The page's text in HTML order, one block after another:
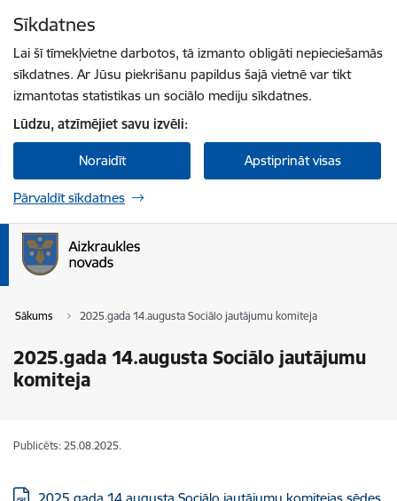
Sīkdatnes
Lai šī tīmekļvietne darbotos, tā izmanto obligāti nepieciešamās
sīkdatnes. Ar Jūsu piekrišanu papildus šajā vietnē var tikt
izmantotas statistikas un sociālo mediju sīkdatnes.
Lūdzu, atzīmējiet savu izvēli:
Noraidīt Apstiprināt visas
Pārvaldīt sīkdatnes
Sākums 2025.gada 14.augusta Sociālo jautājumu komiteja
2025.gada 14.augusta Sociālo jautājumu
komiteja
Publicēts: 25.08.2025.
Lejupielādēt: